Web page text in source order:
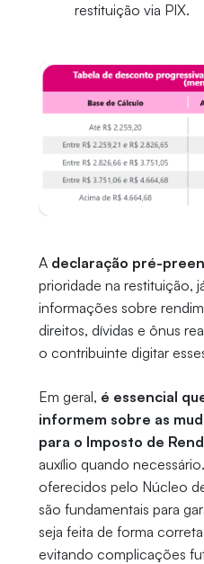
restituição via PIX.
A declaração pré-
prioridade na restituição,
informações sobre
direitos, dívidas e ônus
o contribuinte digitar
Em geral, é essencial
informem sobre as
para o Imposto de
auxílio quando
oferecidos pelo Núcleo
são fundamentais para
seja feita de forma
evitando complicações